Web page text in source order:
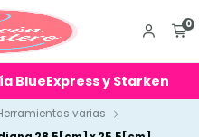
0
BlueExpress y Starken
varias